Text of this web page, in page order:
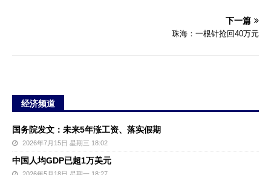
下一篇
珠海：一根针抢回40万元
经济频道
国务院发文：未来5年涨工资、落实假期
2026年7月15日 星期三 18:02
中国人均GDP已超1万美元